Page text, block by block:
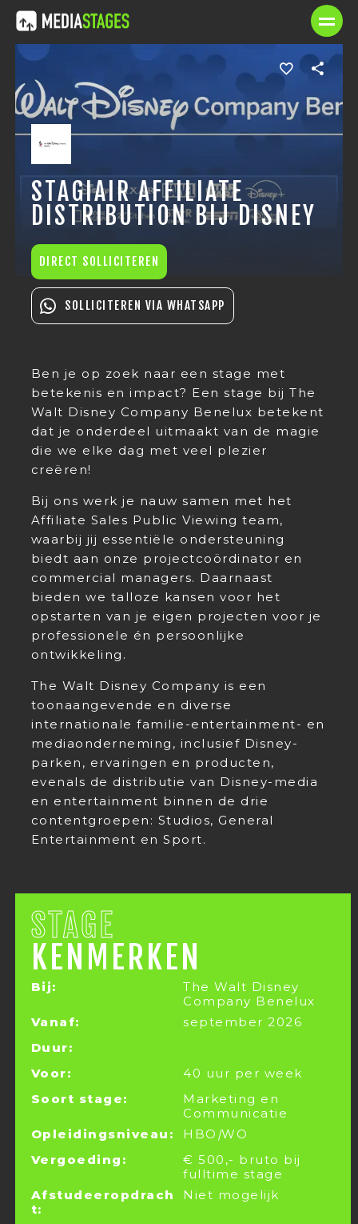
STAGIAIR AFFILIATE
DISTRIBUTION BIJ DISNEY
DIRECT SOLLICITEREN
SOLLICITEREN VIA WHATSAPP
Ben je op zoek naar een stage met
betekenis en impact? Een stage bij The
Walt Disney Company Benelux betekent
dat je onderdeel uitmaakt van de magie
die we elke dag met veel plezier
creëren!
Bij ons werk je nauw samen met het
Affiliate Sales Public Viewing team,
waarbij jij essentiële ondersteuning
biedt aan onze projectcoördinator en
commercial managers. Daarnaast
bieden we talloze kansen voor het
opstarten van je eigen projecten voor je
professionele én persoonlijke
ontwikkeling.
The Walt Disney Company is een
toonaangevende en diverse
internationale familie-entertainment- en
mediaonderneming, inclusief Disney-
parken, ervaringen en producten,
evenals de distributie van Disney-media
en entertainment binnen de drie
contentgroepen: Studios, General
Entertainment en Sport.
STAGE
KENMERKEN
Bij:
The Walt Disney
Company Benelux
Vanaf:
september 2026
Duur:
Voor:
40 uur per week
Soort stage:
Marketing en
Communicatie
Opleidingsniveau:
HBO |WO
Vergoeding:
€ 500,- bruto bij
fulltime stage
Afstudeeropdrach
t:
Niet mogelijk